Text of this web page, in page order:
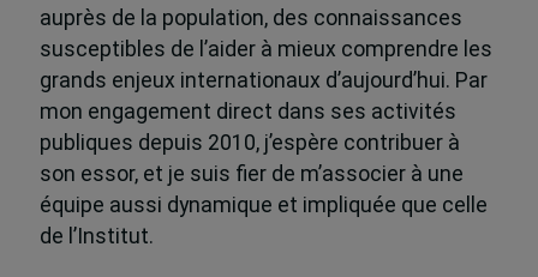
auprès de la population, des connaissances
susceptibles de l’aider à mieux comprendre les
grands enjeux internationaux d’aujourd’hui. Par
mon engagement direct dans ses activités
publiques depuis 2010, j’espère contribuer à
son essor, et je suis fier de m’associer à une
équipe aussi dynamique et impliquée que celle
de l’Institut.